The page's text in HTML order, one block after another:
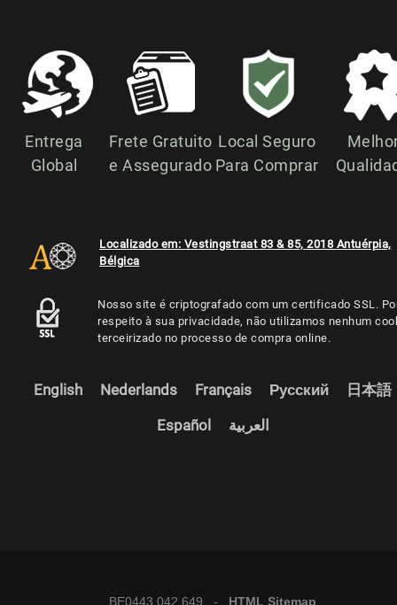
Entrega
Global
Frete Gratuito
e Assegurado
Local Seguro
Para Comprar
Localizado em: Vestingstraat 83 & 85, 2018 Antuérpia,
Bélgica
Nosso site é criptografado com um certificado SSL.
respeito à sua privacidade, não utilizamos nenhum
terceirizado no processo de compra online.
English Nederlands Français Русский 日本語
Español العربية
BE0443.042.649 - HTML Sitemap